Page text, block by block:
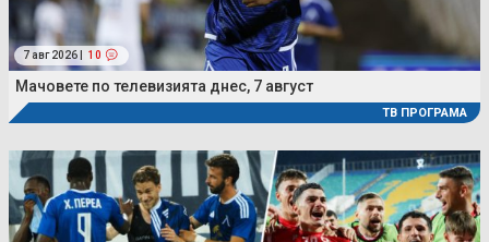
7 авг 2026 | 10
Мачовете по телевизията днес, 7 август
ТВ ПРОГРАМА